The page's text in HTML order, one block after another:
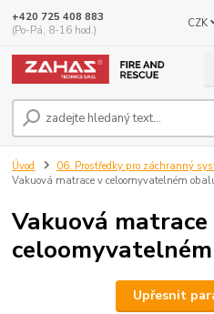
CZK
+420 725 408 883
(Po-Pá, 8-16 hod.)
Úvod 06. Prostředky pro záchranný
Vakuová matrace v celoomyvatelném
Vakuová matrace
Upřesnit